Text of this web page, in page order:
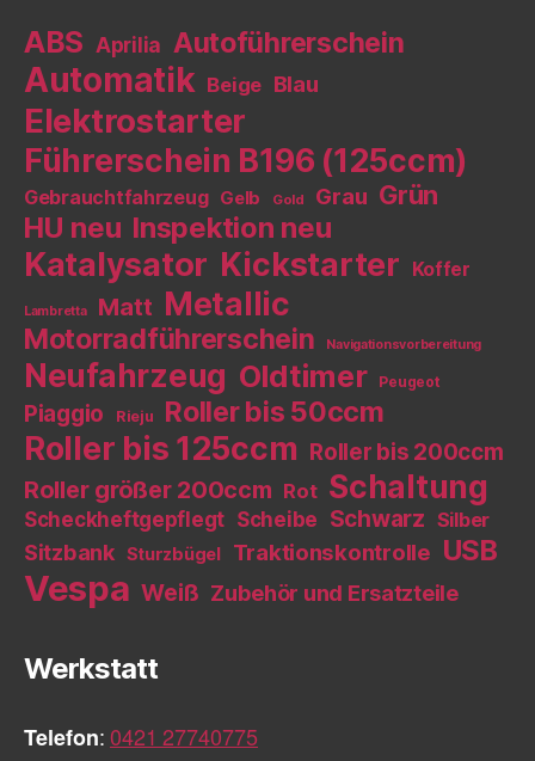
ABS Aprilia Autoführerschein
Automatik Beige Blau
Elektrostarter
Führerschein B196 (125ccm)
Gebrauchtfahrzeug Gelb Gold Grau Grün
HU neu Inspektion neu
Katalysator Kickstarter Koffer
Lambretta Matt Metallic
Motorradführerschein Navigationsvorbereitung
Neufahrzeug Oldtimer Peugeot
Piaggio Rieju Roller bis 50ccm
Roller bis 125ccm Roller bis 200ccm
Roller größer 200ccm Rot Schaltung
Scheckheftgepflegt Scheibe Schwarz Silber
Sitzbank Sturzbügel Traktionskontrolle USB
Vespa Weiß Zubehör und Ersatzteile
Werkstatt
Telefon: 0421 27740775